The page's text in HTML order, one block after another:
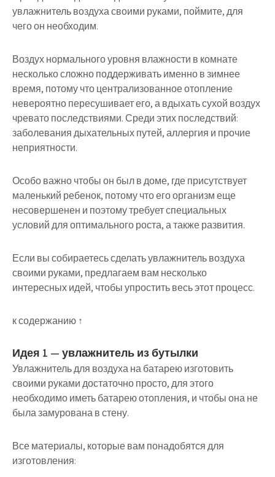
увлажнитель воздуха своими руками, поймите, для
чего он необходим.
Воздух нормального уровня влажности в комнате
несколько сложно поддерживать именно в зимнее
время, потому что централизованное отопление
невероятно пересушивает его, а вдыхать сухой воздух
чревато последствиями. Среди этих последствий:
заболевания дыхательных путей, аллергия и прочие
неприятности.
Особо важно чтобы он был в доме, где присутствует
маленький ребенок, потому что его организм еще
несовершенен и поэтому требует специальных
условий для оптимального роста, а также развития.
Если вы собираетесь сделать увлажнитель воздуха
своими руками, предлагаем вам несколько
интересных идей, чтобы упростить весь этот процесс.
к содержанию ↑
Идея 1 — увлажнитель из бутылки
Увлажнитель для воздуха на батарею изготовить
своими руками достаточно просто, для этого
необходимо иметь батарею отопления, и чтобы она не
была замурована в стену.
Все материалы, которые вам понадобятся для
изготовления: